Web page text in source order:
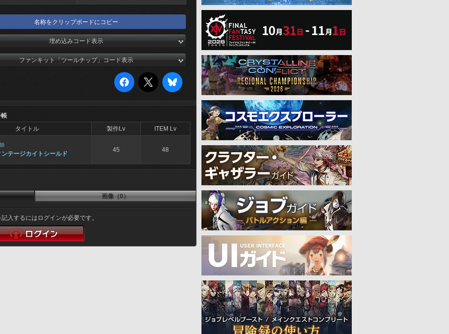
名称をクリップボードにコピー
埋め込みコード表示
ファンキット「ツールチップ」コード表示
タイトル
製作Lv ITEM Lv
ンテージカイトシールド
45 48
画像（0）
入するにはログインが必要です。